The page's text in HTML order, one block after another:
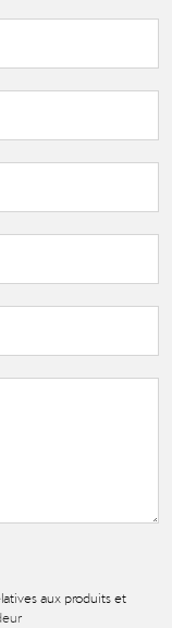
aux produits et